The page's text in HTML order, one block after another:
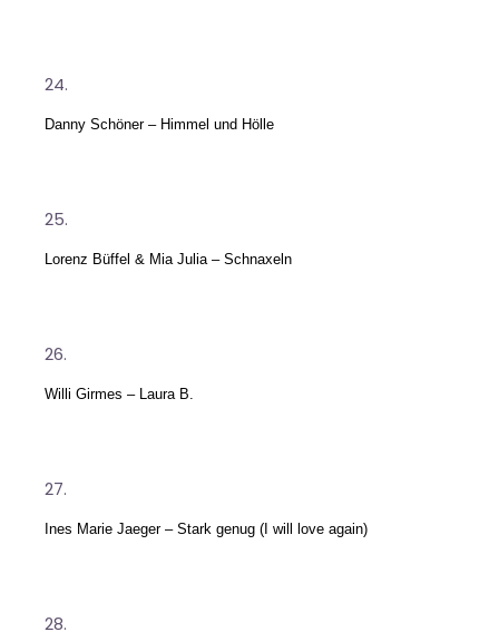
Danny Schöner – Himmel und Hölle
Lorenz Büffel & Mia Julia – Schnaxeln
Willi Girmes – Laura B.
Ines Marie Jaeger – Stark genug (I will love again)